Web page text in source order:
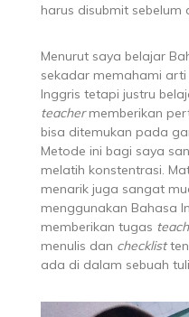
harus disubmit sebelum
Menurut saya belajar
sekadar memahami
Inggris tetapi justru
teachermemberikan
bisa ditemukan pada
Metode ini bagi saya
melatih konstentrasi.
menarik juga sangat
menggunakan Bahasa
memberikan tugas
menulis dan checklist
ada di dalam sebuah